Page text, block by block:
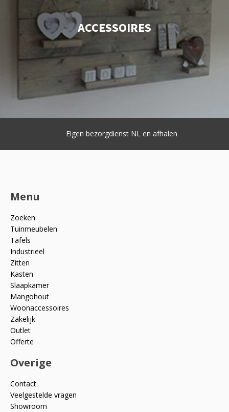
ACCESSOIRES
Eigen bezorgdienst NL en afhalen
Menu
Zoeken
Tuinmeubelen
Tafels
Industrieel
Zitten
Kasten
Slaapkamer
Mangohout
Woonaccessoires
Zakelijk
Outlet
Offerte
Overige
Contact
Veelgestelde vragen
Showroom